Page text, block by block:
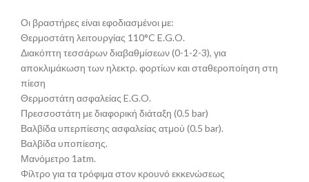
Οι βραστήρες είναι εφοδιασμένοι με:
Θερμοστάτη λειτουργίας 110°C E.G.O.
Διακόπτη τεσσάρων διαβαθμίσεων (0-1-2-3), για
αποκλιμάκωση των ηλεκτρ. φορτίων και σταθεροποίηση στη
πίεση
Θερμοστάτη ασφαλείας E.G.O.
Πρεσσοστάτη με διαφορική διάταξη (0.5 bar)
Βαλβίδα υπερπίεσης ασφαλείας ατμού (0.5 bar).
Βαλβίδα υποπίεσης.
Μανόμετρο 1atm.
Φίλτρο για τα τρόφιμα στον κρουνό εκκενώσεως